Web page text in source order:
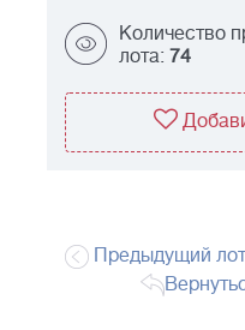
Количество
лота: 74
Предыдущий лот